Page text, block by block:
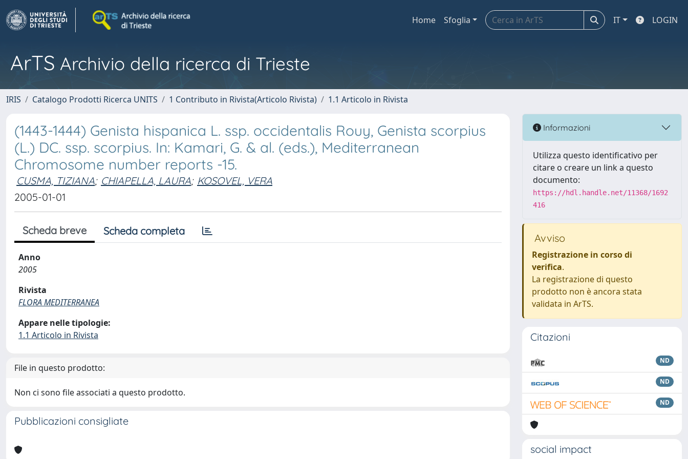
Home Sfoglia IT LOGIN
ArTS Archivio della ricerca di Trieste
IRIS Catalogo Prodotti Ricerca UNITS 1 Contributo in Rivista(Articolo Rivista) 1.1 Articolo in Rivista
(1443-1444) Genista hispanica L. ssp. occidentalis Rouy, Genista scorpius
(L.) DC. ssp. scorpius. In: Kamari, G. & al. (eds.), Mediterranean
Chromosome number reports -15.
CUSMA, TIZIANA; CHIAPELLA, LAURA; KOSOVEL, VERA
2005-01-01
Scheda breve Scheda completa
Anno
2005
Rivista
FLORA MEDITERRANEA
Appare nelle tipologie:
1.1 Articolo in Rivista
File in questo prodotto:
Non ci sono file associati a questo prodotto.
Pubblicazioni consigliate
Informazioni
Utilizza questo identificativo per
citare o creare un link a questo
documento:
https://hdl.handle.net/11368/1692
416
Avviso
Registrazione in corso di
verifica.
La registrazione di questo
prodotto non è ancora stata
validata in ArTS.
Citazioni
ND
ND
ND
social impact